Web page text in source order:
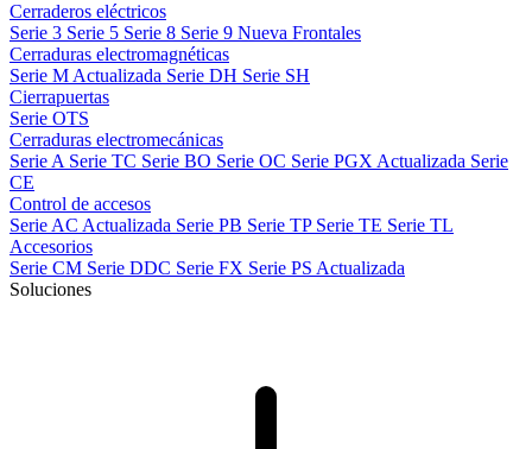
Cerraderos eléctricos
Serie 3 Serie 5 Serie 8 Serie 9 Nueva Frontales
Cerraduras electromagnéticas
Serie M Actualizada Serie DH Serie SH
Cierrapuertas
Serie OTS
Cerraduras electromecánicas
Serie A Serie TC Serie BO Serie OC Serie PGX Actualizada Serie
CE
Control de accesos
Serie AC Actualizada Serie PB Serie TP Serie TE Serie TL
Accesorios
Serie CM Serie DDC Serie FX Serie PS Actualizada
Soluciones